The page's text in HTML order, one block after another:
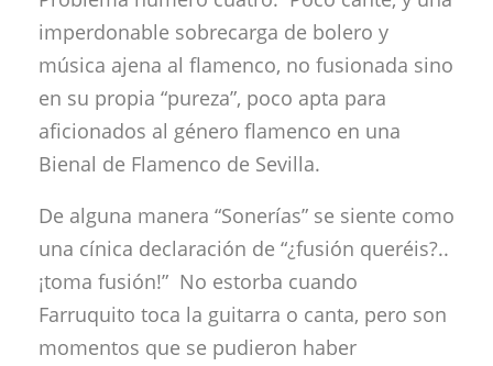
imperdonable sobrecarga de bolero y
música ajena al flamenco, no fusionada sino
en su propia “pureza”, poco apta para
aficionados al género flamenco en una
Bienal de Flamenco de Sevilla.
De alguna manera “Sonerías” se siente como
una cínica declaración de “¿fusión queréis?..
¡toma fusión!” No estorba cuando
Farruquito toca la guitarra o canta, pero son
momentos que se pudieron haber